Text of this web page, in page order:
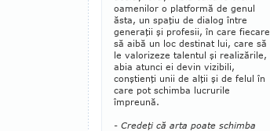
oamenilor o platformă de ge­nul
ăsta, un spaţiu de dialog între
generaţii şi profesii, în care fiecare
să aibă un loc destinat lui, care să
le valorizeze talentul şi realizările,
abia atunci ei devin vizibili,
conştienţi unii de alţii şi de felul în
care pot schimba lucrurile
împreună.
- Credeţi că arta poate schimba